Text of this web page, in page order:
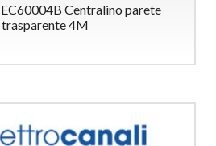
Centralino parete
4M